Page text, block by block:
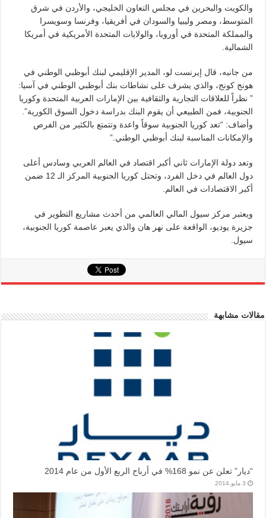
والكويت والبحرين في مجلس التعاون الخليجي، والأردن في شرق
المتوسط، ومصر وليبيا والسودان في أفريقيا، وفرنسا وسويسرا
والمملكة المتحدة في أوروبا، والولايات المتحدة الأمريكية في أمريكا
الشمالية.
من جانبه، قال إيرنست لو، المدير الإقليمي لبنك أبوظبي الوطني في
هونج كونج، والذي يشرف على نشاطات بنك أبوظبي الوطني في آسيا:
” نظراً للعلاقات التجارية والثقافية بين الإمارات العربية المتحدة وكوريا
الجنوبية، فمن الطبيعي أن يقوم البنك بدراسة دخول السوق الكورية”.
وأضاف: “تعد كوريا الجنوبية سوقاً واعدة وتتمتع بالكثير من الفرص
والإمكانات المناسبة لبنك أبوظبي الوطني.”
وتعد دولة الإمارات ثاني أكبر اقتصاد في العالم العربي وسادس أعلى
دول العالم في دخل الفرد، وتحتل كوريا الجنوبية المركز الـ 12 ضمن
أكبر الاقتصادات في العالم.
ويعتبر مركز سيول المالي العالمي من أحدث مشاريع التطوير في
جزيرة يوديو، الواقعة على نهر هان والذي يعبر عاصمة كوريا الجنوبية،
سيول.
مقالات مشابهة
“ديار” تعلن عن نمو 168% في أرباح الربع الأول من عام 2014
3 مايو,2014